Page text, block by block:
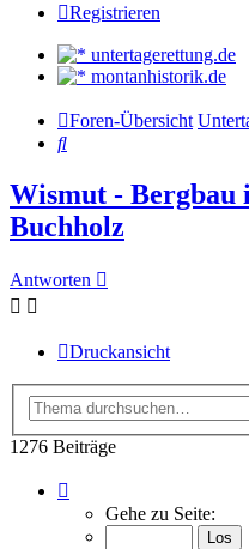
Registrieren
untertagerettung.de
montanhistorik.de
Foren-Übersicht
Suche
Wismut - Bergbau
Buchholz
Antworten
Druckansicht
1276 Beiträge
von
Gehe zu Seite: